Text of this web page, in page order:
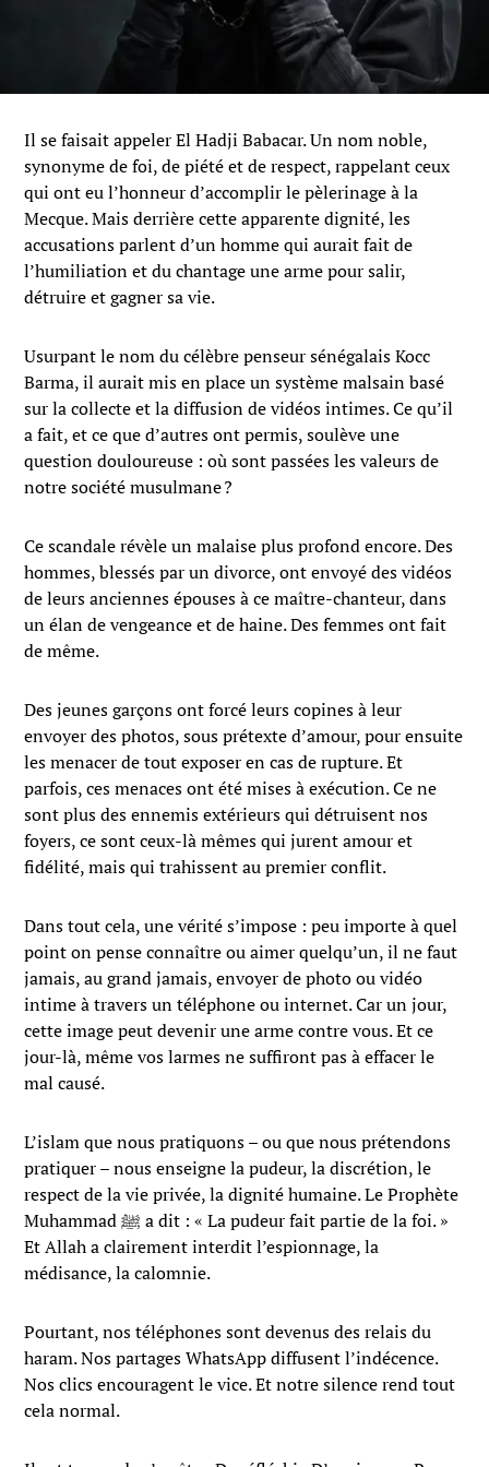
Il se faisait appeler El Hadji Babacar. Un nom noble,
synonyme de foi, de piété et de respect, rappelant ceux
qui ont eu l’honneur d’accomplir le pèlerinage à la
Mecque. Mais derrière cette apparente dignité, les
accusations parlent d’un homme qui aurait fait de
l’humiliation et du chantage une arme pour salir,
détruire et gagner sa vie.
Usurpant le nom du célèbre penseur sénégalais Kocc
Barma, il aurait mis en place un système malsain basé
sur la collecte et la diffusion de vidéos intimes. Ce qu’il
a fait, et ce que d’autres ont permis, soulève une
question douloureuse : où sont passées les valeurs de
notre société musulmane ?
Ce scandale révèle un malaise plus profond encore. Des
hommes, blessés par un divorce, ont envoyé des vidéos
de leurs anciennes épouses à ce maître-chanteur, dans
un élan de vengeance et de haine. Des femmes ont fait
de même.
Des jeunes garçons ont forcé leurs copines à leur
envoyer des photos, sous prétexte d’amour, pour ensuite
les menacer de tout exposer en cas de rupture. Et
parfois, ces menaces ont été mises à exécution. Ce ne
sont plus des ennemis extérieurs qui détruisent nos
foyers, ce sont ceux-là mêmes qui jurent amour et
fidélité, mais qui trahissent au premier conflit.
Dans tout cela, une vérité s’impose : peu importe à quel
point on pense connaître ou aimer quelqu’un, il ne faut
jamais, au grand jamais, envoyer de photo ou vidéo
intime à travers un téléphone ou internet. Car un jour,
cette image peut devenir une arme contre vous. Et ce
jour-là, même vos larmes ne suffiront pas à effacer le
mal causé.
L’islam que nous pratiquons – ou que nous prétendons
pratiquer – nous enseigne la pudeur, la discrétion, le
respect de la vie privée, la dignité humaine. Le Prophète
Muhammad ﷺ a dit : « La pudeur fait partie de la foi. »
Et Allah a clairement interdit l’espionnage, la
médisance, la calomnie.
Pourtant, nos téléphones sont devenus des relais du
haram. Nos partages WhatsApp diffusent l’indécence.
Nos clics encouragent le vice. Et notre silence rend tout
cela normal.